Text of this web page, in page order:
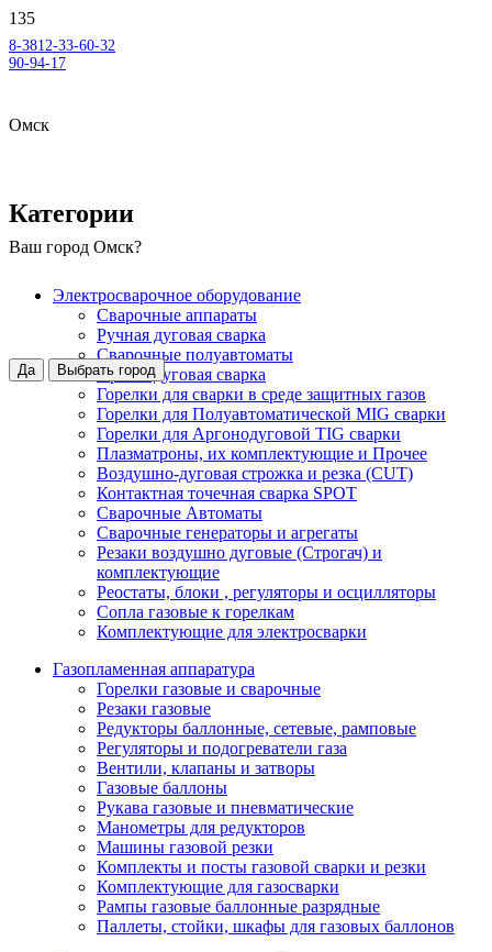
8-3812-33-60-32
90-94-17
Омск
Ваш город Омск?
Да Выбрать город
Категории
Электросварочное оборудование
Сварочные аппараты
Ручная дуговая сварка
Сварочные полуавтоматы
Аргонодуговая сварка
Горелки для сварки в среде защитных газов
Горелки для Полуавтоматической MIG сварки
Горелки для Аргонодуговой TIG сварки
Плазматроны, их комплектующие и Прочее
Воздушно-дуговая строжка и резка (CUT)
Контактная точечная сварка SPOT
Сварочные Автоматы
Сварочные генераторы и агрегаты
Резаки воздушно дуговые (Строгач) и
комплектующие
Реостаты, блоки , регуляторы и осцилляторы
Сопла газовые к горелкам
Комплектующие для электросварки
Газопламенная аппаратура
Горелки газовые и сварочные
Резаки газовые
Редукторы баллонные, сетевые, рамповые
Регуляторы и подогреватели газа
Вентили, клапаны и затворы
Газовые баллоны
Рукава газовые и пневматические
Манометры для редукторов
Машины газовой резки
Комплекты и посты газовой сварки и резки
Комплектующие для газосварки
Рампы газовые баллонные разрядные
Паллеты, стойки, шкафы для газовых баллонов